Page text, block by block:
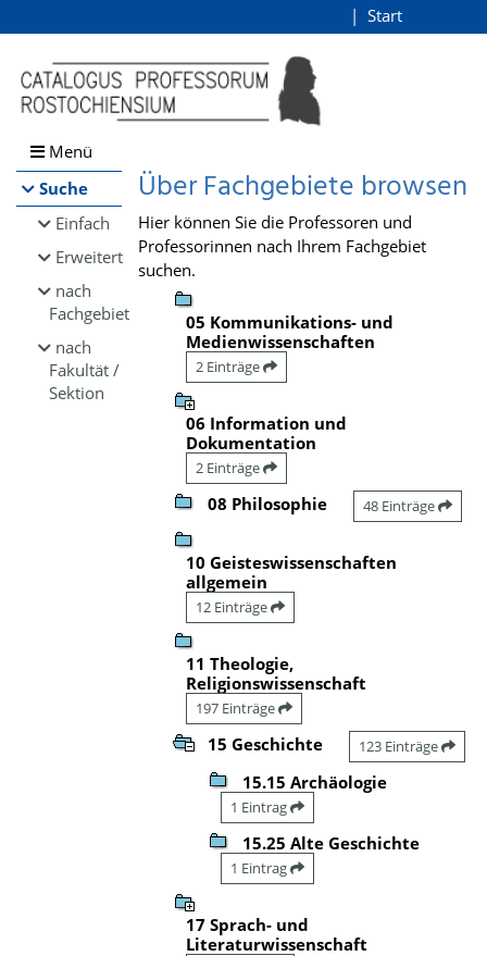
Browsen
direkt zum Inhalt
Start
Menü
Suche
Einfach
Erweitert
nach
Fachgebiet
nach
Fakultät /
Sektion
Über Fachgebiete browsen
Hier können Sie die Professoren und
Professorinnen nach Ihrem Fachgebiet
suchen.
05 Kommunikations- und
Medienwissenschaften
2 Einträge
06 Information und
Dokumentation
2 Einträge
08 Philosophie 48 Einträge
10 Geisteswissenschaften
allgemein
12 Einträge
11 Theologie,
Religionswissenschaft
197 Einträge
15 Geschichte 123 Einträge
15.15 Archäologie
1 Eintrag
15.25 Alte Geschichte
1 Eintrag
17 Sprach- und
Literaturwissenschaft